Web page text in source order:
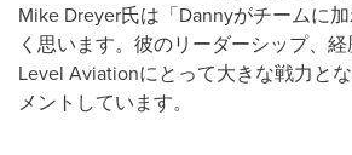
Mike Dreyer氏は「Dannyがチームに
く思います。彼のリーダーシップ、
Level Aviationにとって大きな戦力と
メントしています。